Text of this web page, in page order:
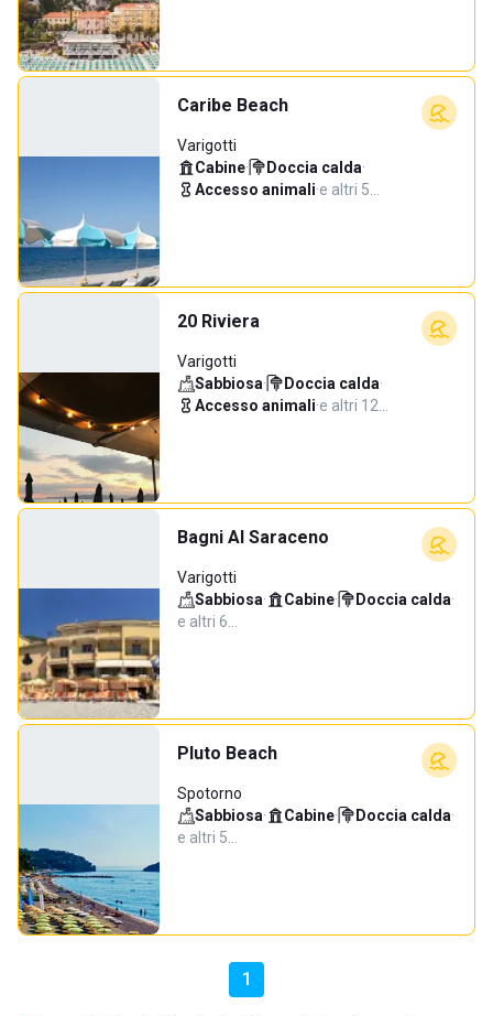
Caribe Beach
Varigotti
Cabine· Doccia calda·
Accesso animali·e altri 5…
20 Riviera
Varigotti
Sabbiosa· Doccia calda·
Accesso animali·e altri 12…
Bagni Al Saraceno
Varigotti
Sabbiosa· Cabine· Doccia calda·
e altri 6…
Pluto Beach
Spotorno
Sabbiosa· Cabine· Doccia calda·
e altri 5…
1